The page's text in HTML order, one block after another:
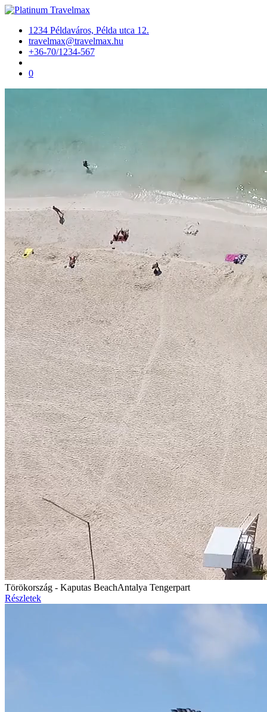
1234 Példaváros, Példa utca 12.
travelmax@travelmax.hu
+36-70/1234-567
0
Törökország - Kaputas BeachAntalya Tengerpart
Részletek